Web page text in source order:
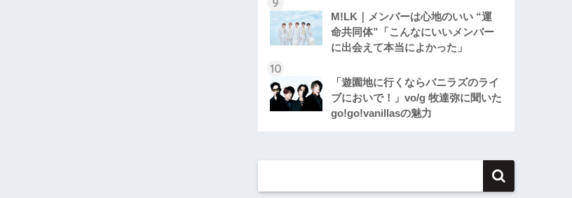
M!LK｜メンバーは心地のいい “運
命共同体”「こんなにいいメンバー
に出会えて本当によかった」
「遊園地に行くならバニラズのライ
ブにおいで！」vo/g 牧達弥に聞いた
go!go!vanillasの魅力